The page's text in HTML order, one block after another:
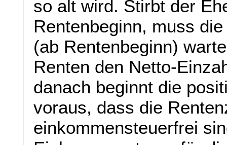
so alt wird. Stirbt der
Rentenbeginn, muss
(ab Rentenbeginn)
Renten den Netto-
danach beginnt die
voraus, dass die
einkommensteuerfrei